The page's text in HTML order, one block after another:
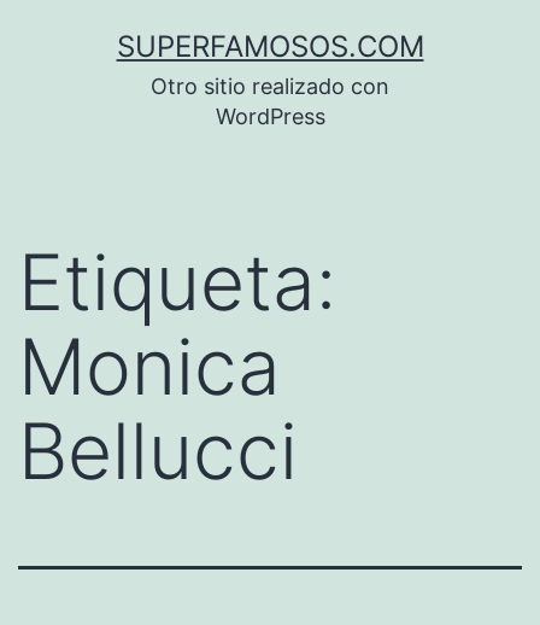
SUPERFAMOSOS.COM
Otro sitio realizado con
WordPress
Etiqueta:
Monica
Bellucci